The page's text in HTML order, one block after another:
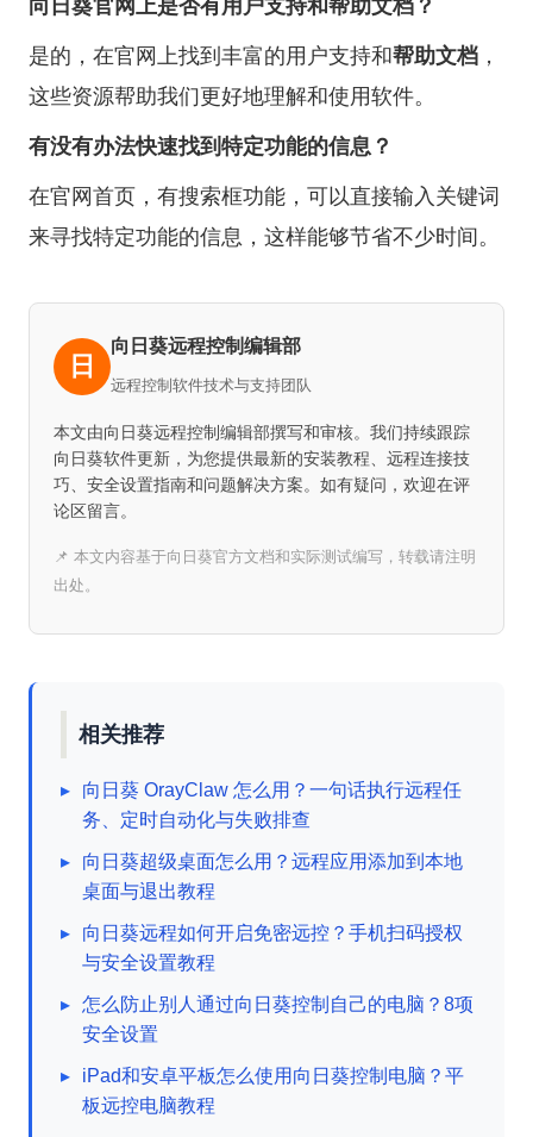
向日葵官网上是否有用户支持和帮助文档？
是的，在官网上找到丰富的用户支持和帮助文档 ，
这些资源帮助我们更好地理解和使用软件。
有没有办法快速找到特定功能的信息？
在官网首页，有搜索框功能，可以直接输入关键词
来寻找特定功能的信息，这样能够节省不少时间。
日
向日葵远程控制编辑部
远程控制软件技术与支持团队
本文由向日葵远程控制编辑部撰写和审核。我们持续跟踪
向日葵软件更新，为您提供最新的安装教程、远程连接技
巧、安全设置指南和问题解决方案。如有疑问，欢迎在评
论区留言。
📌 本文内容基于向日葵官方文档和实际测试编写，转载请注明
出处。
相关推荐
▸
向日葵 OrayClaw 怎么用？一句话执行远程任
务、定时自动化与失败排查
▸
向日葵超级桌面怎么用？远程应用添加到本地
桌面与退出教程
▸
向日葵远程如何开启免密远控？手机扫码授权
与安全设置教程
▸ 怎么防止别人通过向日葵控制自己的电脑？8项
安全设置
▸
iPad和安卓平板怎么使用向日葵控制电脑？平
板远控电脑教程